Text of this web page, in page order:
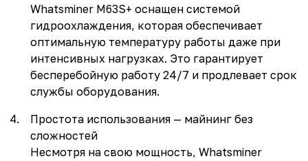
Whatsminer M63S+ оснащен системой
гидроохлаждения, которая обеспечивает
оптимальную температуру работы даже при
интенсивных нагрузках. Это гарантирует
бесперебойную работу 24/7 и продлевает срок
службы оборудования.
Простота использования — майнинг без
сложностей
Несмотря на свою мощность, Whatsminer